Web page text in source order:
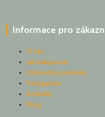
Informace pro
O nás
Jak nakupovat
Obchodní podmínky
Fotogalerie
Kontakty
Blog